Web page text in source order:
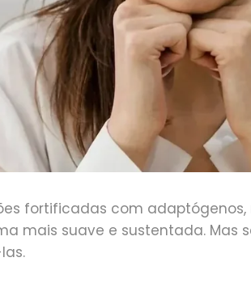
fortificadas com
mais suave e sustentada.